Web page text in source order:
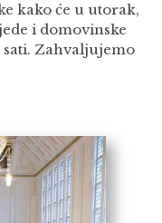
kako će u utorak,
i domovinske
Zahvaljujemo